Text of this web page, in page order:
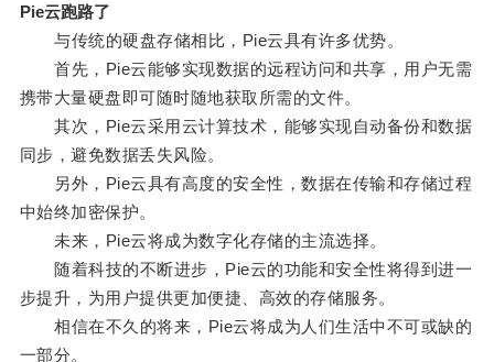
Pie云跑路了
与传统的硬盘存储相比，Pie云具有许多优势。
首先，Pie云能够实现数据的远程访问和共享，用户无需
携带大量硬盘即可随时随地获取所需的文件。
其次，Pie云采用云计算技术，能够实现自动备份和数据
同步，避免数据丢失风险。
另外，Pie云具有高度的安全性，数据在传输和存储过程
中始终加密保护。
未来，Pie云将成为数字化存储的主流选择。
随着科技的不断进步，Pie云的功能和安全性将得到进一
步提升，为用户提供更加便捷、高效的存储服务。
相信在不久的将来，Pie云将成为人们生活中不可或缺的
一部分。